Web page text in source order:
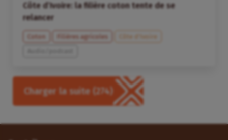
Côte d’Ivoire: la filière coton tente de se
relancer
Coton Filières agricoles
Côte d’Ivoire
Charger la suite (274)